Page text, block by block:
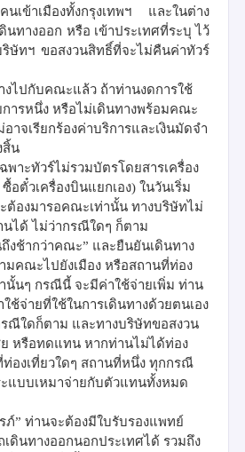
นเข้าเมืองทั้งกรุงเทพฯ และในต่าง
นทางออก หรือ เข้าประเทศที่ระบุ ไว้
ริษัทฯ ขอสงวนสิทธิ์ที่จะไม่คืนค่าทัวร์
งไปกับคณะแล้ว ถ้าท่านงดการใช้
การหนึ่ง หรือไม่เดินทางพร้อมคณะ
าจเรียกร้องค่าบริการและเงินมัดจำ
สิ้น
พาะทัวร์ไม่รวมบัตรโดยสารเครื่อง
ตั๋วเครื่องบินแยกเอง) ในวันเริ่ม
ต้องมารอคณะเท่านั้น ทางบริษัทไม่
ได้ ไม่ว่ากรณีใดๆ ก็ตาม
งช้ากว่าคณะ” และยืนยันเดินทาง
มคณะไปยังเมือง หรือสถานที่ท่อง
นั้นๆ กรณีนี้ จะมีค่าใช้จ่ายเพิ่ม ท่าน
ช้จ่ายที่ใช้ในการเดินทางด้วยตนเอง
ณีใดก็ตาม และทางบริษัทขอสงวน
หรือทดแทน หากท่านไม่ได้ท่อง
ท่องเที่ยวใดๆ สถานที่หนึ่ง ทุกกรณี
ะแบบเหมาจ่ายกับตัวแทนทั้งหมด
ภ์” ท่านจะต้องมีใบรับรองแพทย์
เดินทางออกนอกประเทศได้ รวมถึง